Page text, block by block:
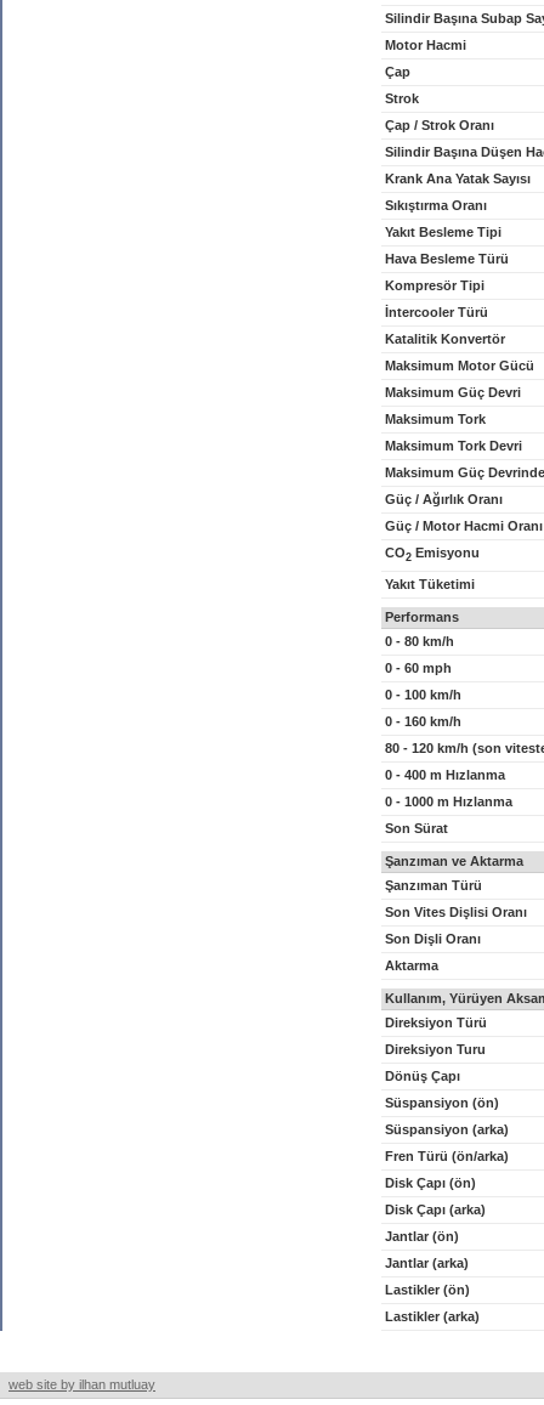
Silindir Başına Subap
Motor Hacmi
Çap
Strok
Çap / Strok Oranı
Silindir Başına Düşen
Krank Ana Yatak Sayısı
Sıkıştırma Oranı
Yakıt Besleme Tipi
Hava Besleme Türü
Kompresör Tipi
İntercooler Türü
Katalitik Konvertör
Maksimum Motor Gücü
Maksimum Güç Devri
Maksimum Tork
Maksimum Tork Devri
Maksimum Güç
Güç / Ağırlık Oranı
Güç / Motor Hacmi Oranı
CO2 Emisyonu
Yakıt Tüketimi
Performans
0 - 80 km/h
0 - 60 mph
0 - 100 km/h
0 - 160 km/h
80 - 120 km/h (son
0 - 400 m Hızlanma
0 - 1000 m Hızlanma
Son Sürat
Şanzıman ve Aktarma
Şanzıman Türü
Son Vites Dişlisi Oranı
Son Dişli Oranı
Aktarma
Kullanım, Yürüyen
Direksiyon Türü
Direksiyon Turu
Dönüş Çapı
Süspansiyon (ön)
Süspansiyon (arka)
Fren Türü (ön/arka)
Disk Çapı (ön)
Disk Çapı (arka)
Jantlar (ön)
Jantlar (arka)
Lastikler (ön)
Lastikler (arka)
web site by ilhan mutluay